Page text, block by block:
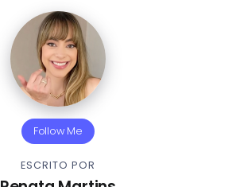
Follow Me
ESCRITO POR